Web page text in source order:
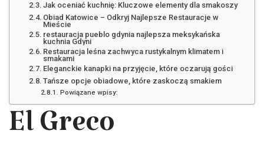
Jak oceniać kuchnię: Kluczowe elementy dla smakoszy
Obiad Katowice – Odkryj Najlepsze Restauracje w
Mieście
restauracja pueblo gdynia najlepsza meksykańska
kuchnia Gdyni
Restauracja leśna zachwyca rustykalnym klimatem i
smakami
Eleganckie kanapki na przyjęcie, które oczarują gości
Tańsze opcje obiadowe, które zaskoczą smakiem
Powiązane wpisy:
El Greco